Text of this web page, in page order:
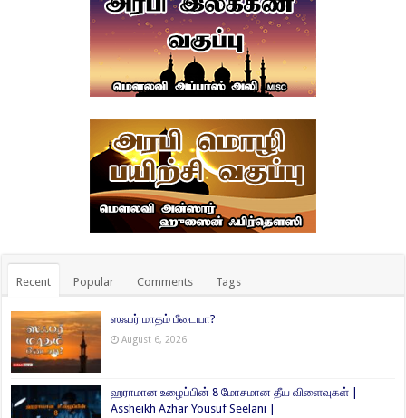
Recent Popular Comments Tags
ஸஃபர் மாதம் பீடையா?
August 6, 2026
ஹராமான உழைப்பின் 8 மோசமான தீய விளைவுகள் |
Assheikh Azhar Yousuf Seelani |